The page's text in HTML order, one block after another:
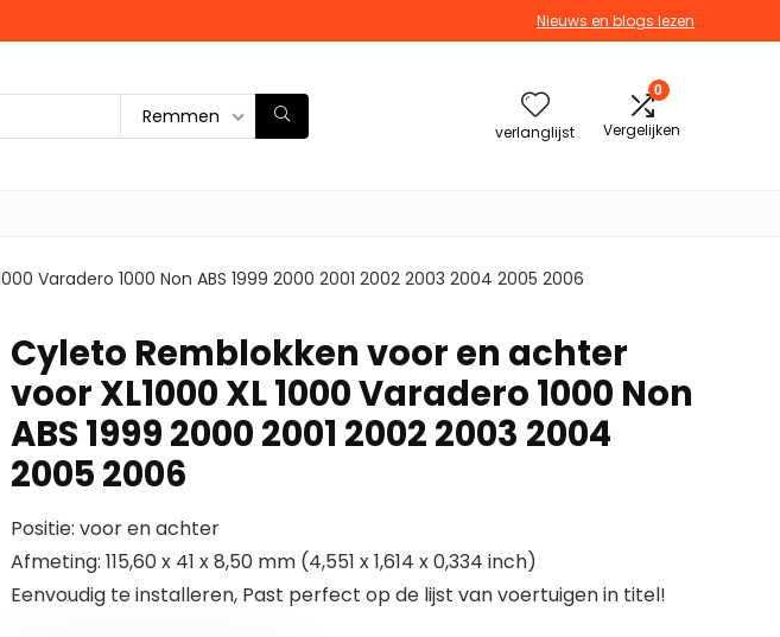
Nieuws en blogs lezen
Remmen
verlanglijst
0
Vergelijken
Varadero 1000 Non ABS 1999 2000 2001 2002 2003 2004 2005 2006
Cyleto Remblokken voor en achter
voor XL1000 XL 1000 Varadero 1000 Non
ABS 1999 2000 2001 2002 2003 2004
2005 2006
Positie: voor en achter
Afmeting: 115,60 x 41 x 8,50 mm (4,551 x 1,614 x 0,334 inch)
Eenvoudig te installeren, Past perfect op de lijst van voertuigen in titel!